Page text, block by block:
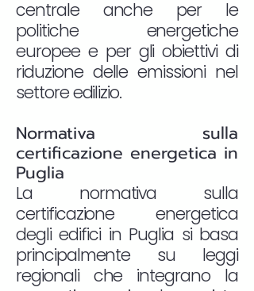
centrale anche per le
politiche energetiche
europee e per gli obiettivi di
riduzione delle emissioni nel
settore edilizio.
Normativa sulla
certificazione energetica in
Puglia
La normativa sulla
certificazione energetica
degli edifici in Puglia si basa
principalmente su leggi
regionali che integrano la